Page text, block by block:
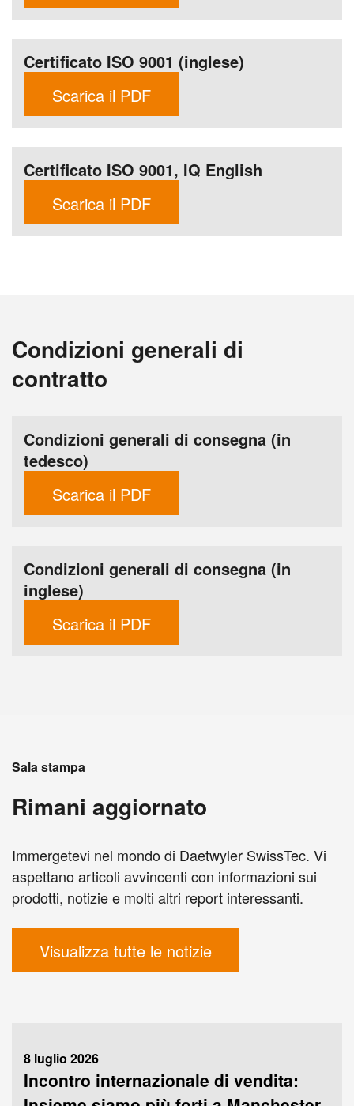
Certificato ISO 9001 (inglese)
Scarica il PDF
Certificato ISO 9001, IQ English
Scarica il PDF
Condizioni generali di
contratto
Condizioni generali di consegna (in
tedesco)
Scarica il PDF
Condizioni generali di consegna (in
inglese)
Scarica il PDF
Sala stampa
Rimani aggiornato
Immergetevi nel mondo di Daetwyler SwissTec. Vi
aspettano articoli avvincenti con informazioni sui
prodotti, notizie e molti altri report interessanti.
Visualizza tutte le notizie
8 luglio 2026
Incontro internazionale di vendita: